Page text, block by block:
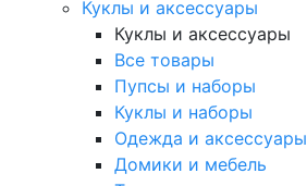
Куклы и аксессуары
Куклы и аксессуары
Все товары
Пупсы и наборы
Куклы и наборы
Одежда и аксессуары
Домики и мебель